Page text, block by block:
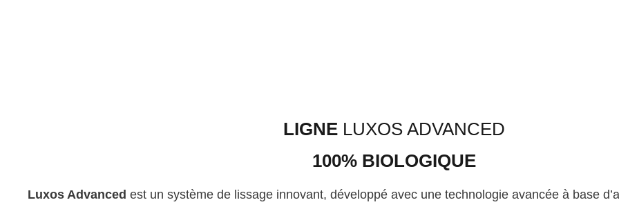
LIGNELUXOS ADVANCED
100% BIOLOGIQUE
Luxos Advanced est un système de lissage innovant, développé avec une technologie avancée à base